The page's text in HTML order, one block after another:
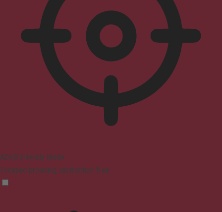
ADHD Friendly Mode
Focused browsing, distraction-free